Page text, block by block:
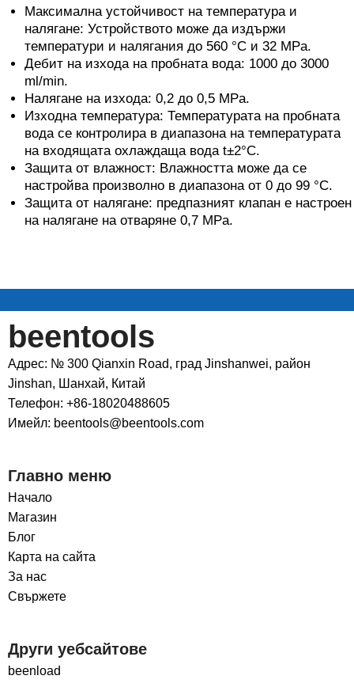
Максимална устойчивост на температура и
налягане: Устройството може да издържи
температури и налягания до 560 °C и 32 MPa.
Дебит на изхода на пробната вода: 1000 до 3000
ml/min.
Налягане на изхода: 0,2 до 0,5 MPa.
Изходна температура: Температурата на пробната
вода се контролира в диапазона на температурата
на входящата охлаждаща вода t±2°C.
Защита от влажност: Влажността може да се
настройва произволно в диапазона от 0 до 99 °C.
Защита от налягане: предпазният клапан е настроен
на налягане на отваряне 0,7 MPa.
beentools
Адрес: № 300 Qianxin Road, град Jinshanwei, район
Jinshan, Шанхай, Китай
Телефон: +86-18020488605
Имейл: beentools@beentools.com
Главно меню
Начало
Магазин
Блог
Карта на сайта
За нас
Свържете
Други уебсайтове
beenload